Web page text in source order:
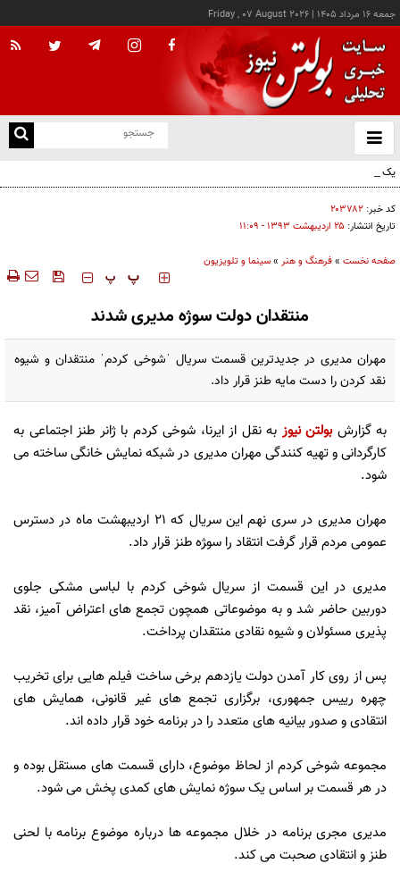
جمعه ۱۶ مرداد ۱۴۰۵ |
Friday , 07 August 2026
باز
و
یک اتفاق عجیب در «لوور»
کد خبر: ۲۰۳۷۸۲
تاریخ انتشار: ۲۵ ارديبهشت ۱۳۹۳ - ۱۱:۰۹
صفحه نخست »فرهنگ و هنر »سینما و تلویزیون
‍‍‍ پ پ
منتقدان دولت سوژه مدیری شدند
مهران مدیری در جدیدترین قسمت سریال ˈشوخی کردمˈ منتقدان و شیوه
نقد کردن را دست مایه طنز قرار داد.
به گزارشبولتن نیوز به نقل از ایرنا، شوخی کردم با ژانر طنز اجتماعی به
کارگردانی و تهیه کنندگی مهران مدیری در شبکه نمایش خانگی ساخته می
شود.
مهران مدیری در سری نهم این سریال که 21 اردیبهشت ماه در دسترس
عمومی مردم قرار گرفت انتقاد را سو‍ژه طنز قرار داد.
مدیری در این قسمت از سریال شوخی کردم با لباسی مشکی جلوی
دوربین حاضر شد و به موضوعاتی همچون تجمع های اعتراض آمیز، نقد
پذیری مسئولان و شیوه نقادی منتقدان پرداخت.
پس از روی کار آمدن دولت یازدهم برخی ساخت فیلم هایی برای تخریب
چهره رییس جمهوری، برگزاری تجمع های غیر قانونی، همایش های
انتقادی و صدور بیانیه های متعدد را در برنامه خود قرار داده اند.
مجموعه شوخی کردم از لحاظ موضوع، دارای قسمت های مستقل بوده و
در هر قسمت بر اساس یک سوژه نمایش های کمدی پخش می شود.
مدیری مجری برنامه در خلال مجموعه ها درباره موضوع برنامه با لحنی
طنز و انتقادی صحبت می کند.